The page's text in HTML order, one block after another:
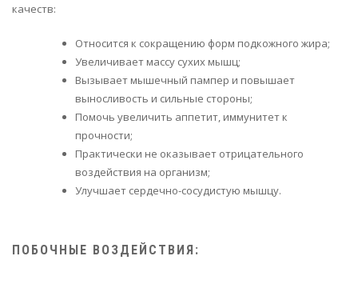
качеств:
Относится к сокращению форм подкожного жира;
Увеличивает массу сухих мышц;
Вызывает мышечный пампер и повышает
выносливость и сильные стороны;
Помочь увеличить аппетит, иммунитет к
прочности;
Практически не оказывает отрицательного
воздействия на организм;
Улучшает сердечно-сосудистую мышцу.
ПОБОЧНЫЕ ВОЗДЕЙСТВИЯ: